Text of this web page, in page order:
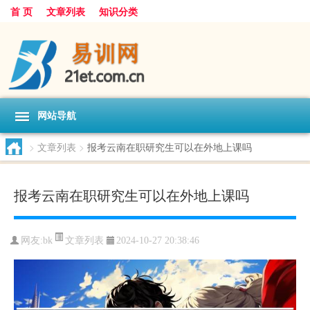
首 页 文章列表 知识分类
网站导航
> 文章列表 > 报考云南在职研究生可以在外地上课吗
报考云南在职研究生可以在外地上课吗
网友:bk 文章列表 2024-10-27 20:38:46